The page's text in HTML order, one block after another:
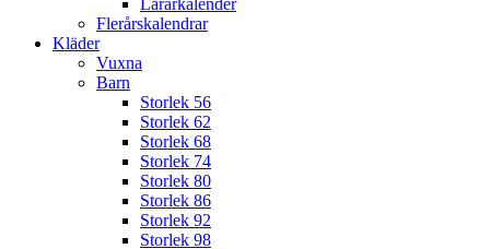
Lärarkalender
Flerårskalendrar
Kläder
Vuxna
Barn
Storlek 56
Storlek 62
Storlek 68
Storlek 74
Storlek 80
Storlek 86
Storlek 92
Storlek 98